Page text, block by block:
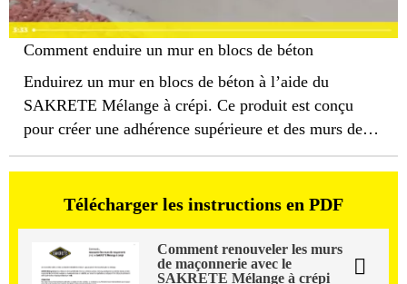
Comment enduire un mur en blocs de béton
Enduirez un mur en blocs de béton à l’aide du
SAKRETE Mélange à crépi. Ce produit est conçu
pour créer une adhérence supérieure et des murs de
béton lisses pour des utilisations au-dessus du sol ou
au sous-sol.
Télécharger les instructions en PDF
Comment renouveler les murs
de maçonnerie avec le
SAKRETE Mélange à crépi